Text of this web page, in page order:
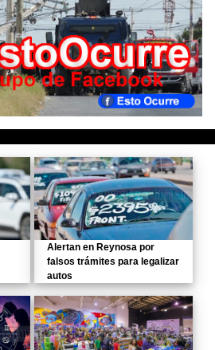
Alertan en Reynosa por
falsos trámites para legalizar
autos